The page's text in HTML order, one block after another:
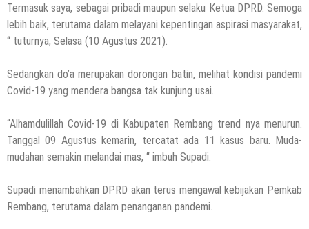
Termasuk saya, sebagai pribadi maupun selaku Ketua DPRD. Semoga
lebih baik, terutama dalam melayani kepentingan aspirasi masyarakat,
“ tuturnya, Selasa (10 Agustus 2021).
Sedangkan do’a merupakan dorongan batin, melihat kondisi pandemi
Covid-19 yang mendera bangsa tak kunjung usai.
“Alhamdulillah Covid-19 di Kabupaten Rembang trend nya menurun.
Tanggal 09 Agustus kemarin, tercatat ada 11 kasus baru. Muda-
mudahan semakin melandai mas, “ imbuh Supadi.
Supadi menambahkan DPRD akan terus mengawal kebijakan Pemkab
Rembang, terutama dalam penanganan pandemi.